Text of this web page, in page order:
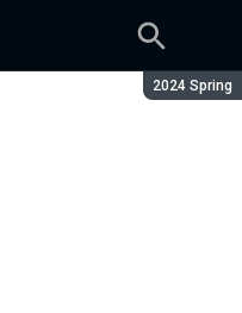
Сезон:
2024 Spring